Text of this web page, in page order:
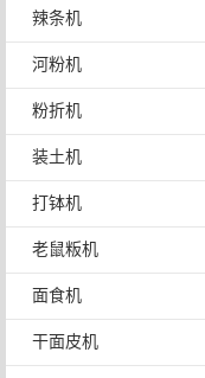
辣条机
河粉机
粉折机
装土机
打钵机
老鼠粄机
面食机
干面皮机